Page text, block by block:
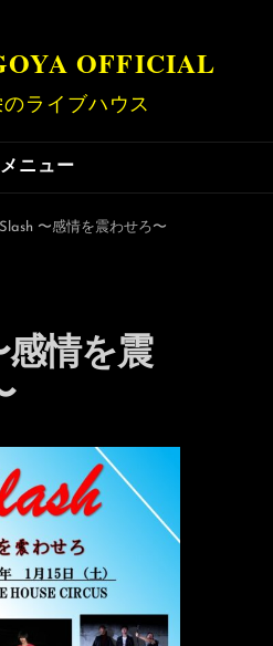
OFFICIAL
ライブハウス
メニュー
Slash 〜感情を震わせろ〜
情を震